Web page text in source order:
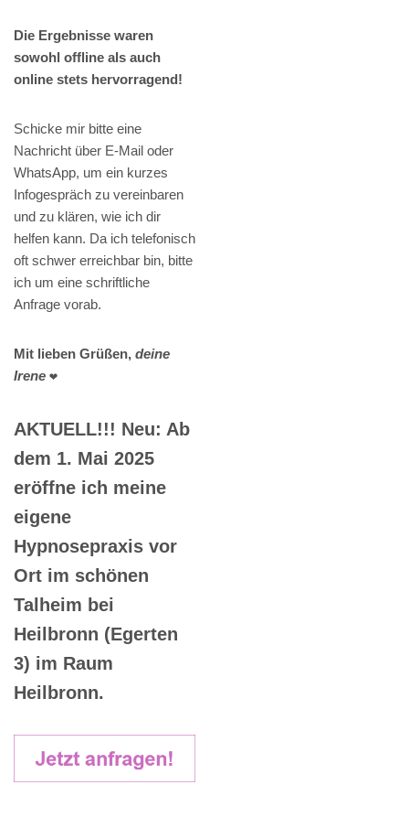
Die Ergebnisse waren
sowohl offline als auch
online stets hervorragend!
Schicke mir bitte eine
Nachricht über E-Mail oder
WhatsApp, um ein kurzes
Infogespräch zu vereinbaren
und zu klären, wie ich dir
helfen kann. Da ich telefonisch
oft schwer erreichbar bin, bitte
ich um eine schriftliche
Anfrage vorab.
Mit lieben Grüßen, deine
Irene ❤️
AKTUELL!!! Neu: Ab
dem 1. Mai 2025
eröffne ich meine
eigene
Hypnosepraxis vor
Ort im schönen
Talheim bei
Heilbronn (Egerten
3) im Raum
Heilbronn.